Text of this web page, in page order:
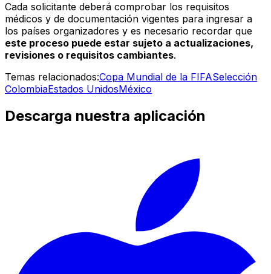
Cada solicitante deberá comprobar los requisitos
médicos y de documentación vigentes para ingresar a
los países organizadores y es necesario recordar que
este proceso puede estar sujeto a actualizaciones,
revisiones o requisitos cambiantes.
Temas relacionados:Copa Mundial de la FIFASelección
ColombiaEstados UnidosMéxico
Descarga nuestra aplicación